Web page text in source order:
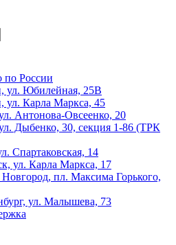
по России
ул. Юбилейная, 25В
ул. Карла Маркса, 45
Антонова-Овсеенко, 20
Дыбенко, 30, секция 1-86 (ТРК
Спартаковская, 14
ул. Карла Маркса, 17
пл. Максима Горького,
ул. Малышева, 73